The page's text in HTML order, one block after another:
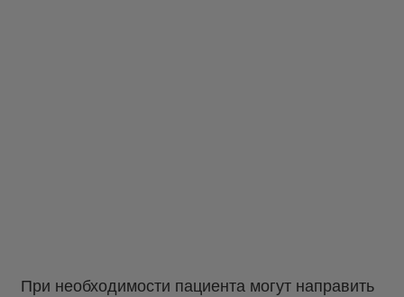
При необходимости пациента могут направить